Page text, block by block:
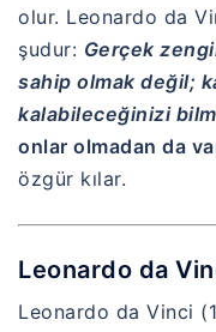
olur. Leonardo da
şudur: Gerçek
sahip olmak değil;
kalabileceğinizi
onlar olmadan da
özgür kılar.
Leonardo da
Leonardo da Vinci